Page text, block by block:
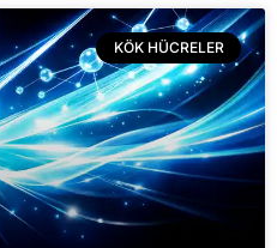
KÖK HÜCRELER